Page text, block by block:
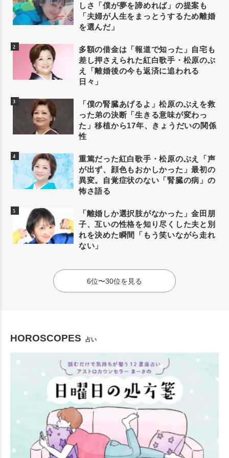
しさ「僕が夢を諦めれば」の提案も
「夫婦が人生をまっとうするため離婚
を選んだ」
多額の借金は「報道で知った」自宅も
差し押さえられた紅白歌手・松原のぶ
え「離婚後の今も返済に追われる
日々」
「僕の腎臓あげるよ」松原のぶえを救
った弟の決断「生きる意味が変わっ
た」移植から17年、きょうだいの関係
性
重篤だった紅白歌手・松原のぶえ「声
が出ず、顔色もおかしかった」最初の
異変。自覚症状のない「腎臓の病」の
怖さ語る
「離婚しか選択肢がなかった」金田朋
子、互いの性格を知り尽くした夫と別
れを決めた瞬間「もう笑いながら走れ
ない」
6位〜30位を見る
HOROSCOPES 占い